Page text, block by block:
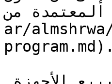
المعتمدة من Wingbits](/wingbits/wingbits-english-
ar/
program.md).